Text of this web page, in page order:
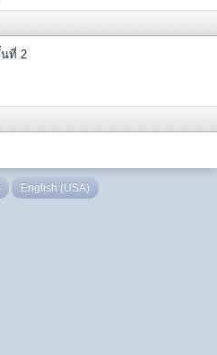
นที่ 2
English (USA)